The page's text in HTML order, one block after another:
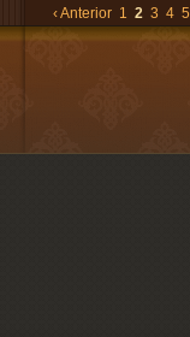
‹ Anterior 1 2 3 4 5